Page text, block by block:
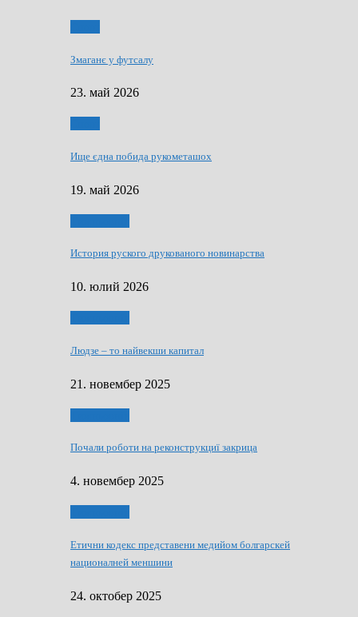
Змаганє у футсалу
23. май 2026
Ище єдна побида рукометашох
19. май 2026
История руского друкованого новинарства
10. юлий 2026
Людзе – то найвекши капитал
21. новембер 2025
Почали роботи на реконструкциї закрица
4. новембер 2025
Етични кодекс представени медийом болгарскей
националней меншини
24. октобер 2025